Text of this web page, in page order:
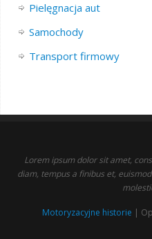
Pielęgnacja aut
Samochody
Transport firmowy
Lorem ipsum dolor sit amet,
diam, tempus a finibus et,
Motoryzacyjne historie |